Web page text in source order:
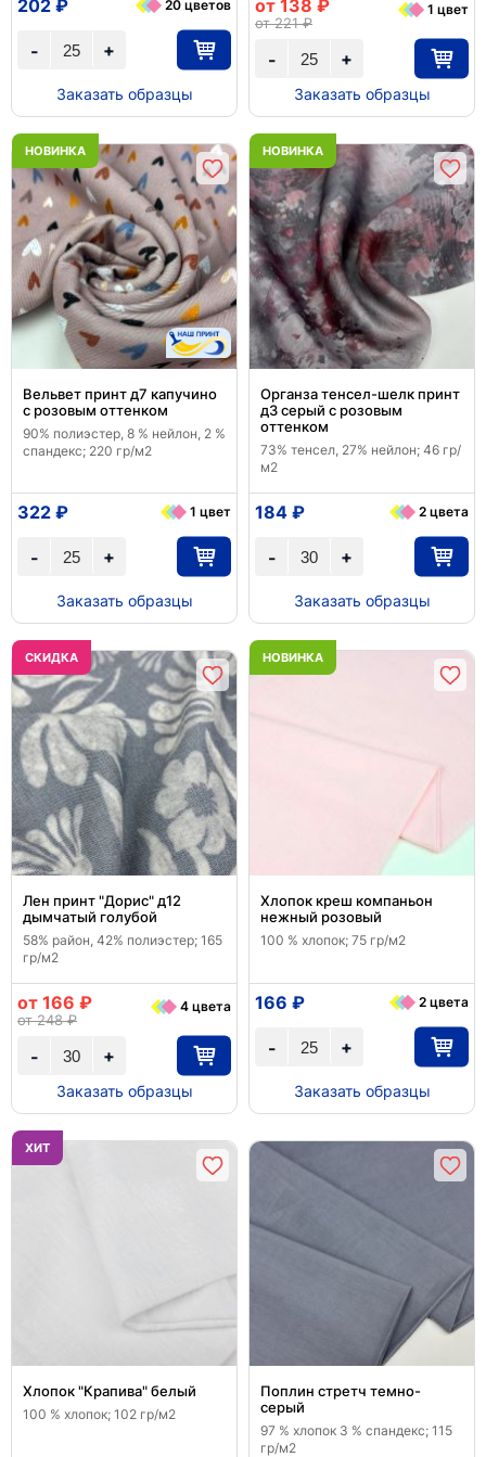
+
-
202 ₽ 20 цветов
Заказать образцы
+
-
от 138 ₽
от 221 ₽
1 цвет
Заказать образцы
НОВИНКА
Вельвет принт д7 капучино
с розовым оттенком
90% полиэстер, 8 % нейлон, 2 %
спандекс; 220 гр/м2
+
-
322 ₽ 1 цвет
Заказать образцы
НОВИНКА
Органза тенсел-шелк принт
д3 серый с розовым
оттенком
73% тенсел, 27% нейлон; 46 гр/
м2
+
-
184 ₽ 2 цвета
Заказать образцы
CКИДКА
Лен принт "Дорис" д12
дымчатый голубой
58% район, 42% полиэстер; 165
гр/м2
+
-
от 166 ₽
от 248 ₽
4 цвета
Заказать образцы
НОВИНКА
Хлопок креш компаньон
нежный розовый
100 % хлопок; 75 гр/м2
+
-
166 ₽ 2 цвета
Заказать образцы
ХИТ
Хлопок "Крапива" белый
100 % хлопок; 102 гр/м2
Поплин стретч темно-
серый
97 % хлопок 3 % спандекс; 115
гр/м2